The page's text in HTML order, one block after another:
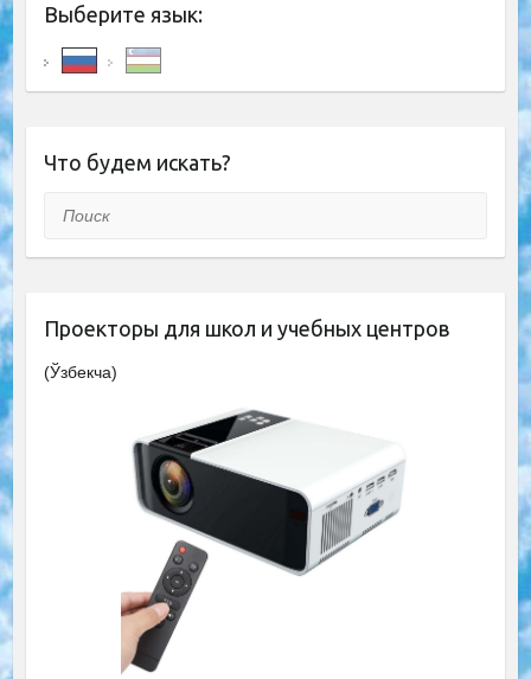
Выберите язык:
Что будем искать?
Поиск
Проекторы для школ и учебных центров
(Ўзбекча)